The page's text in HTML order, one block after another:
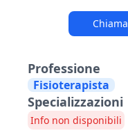
Chiama
Professione
Fisioterapista
Specializzazioni
Info non disponibili